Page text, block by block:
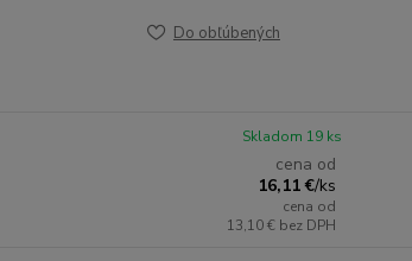
Do obľúbených
cena od
16,11 €/ks
cena od
13,10 € bez DPH
Skladom 19 ks